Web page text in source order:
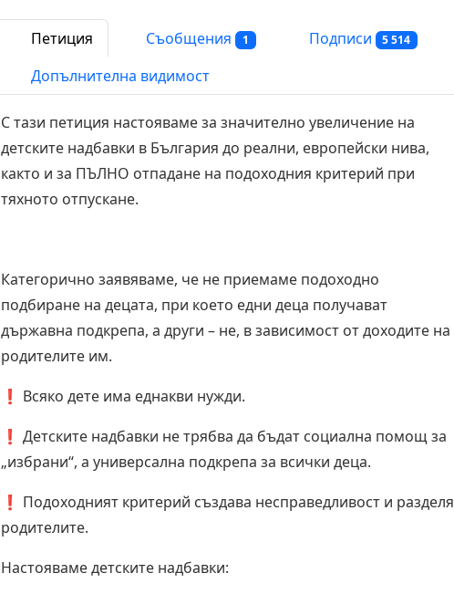
Петиция Съобщения 1 Подписи 5 514
Допълнителна видимост
С тази петиция настояваме за значително увеличение на
детските надбавки в България до реални, европейски нива,
както и за ПЪЛНО отпадане на подоходния критерий при
тяхното отпускане.
Категорично заявяваме, че не приемаме подоходно
подбиране на децата, при което едни деца получават
държавна подкрепа, а други – не, в зависимост от доходите на
родителите им.
❗ Всяко дете има еднакви нужди.
❗ Детските надбавки не трябва да бъдат социална помощ за
„избрани“, а универсална подкрепа за всички деца.
❗ Подоходният критерий създава несправедливост и разделя
родителите.
Настояваме детските надбавки: